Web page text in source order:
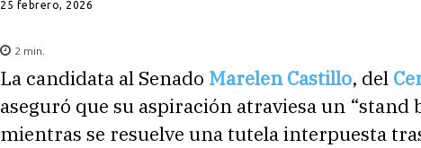
25 febrero, 2026
2 min.
La candidata al Senado Marelen Castillo, del
aseguró que su aspiración atraviesa un “stand
mientras se resuelve una tutela interpuesta